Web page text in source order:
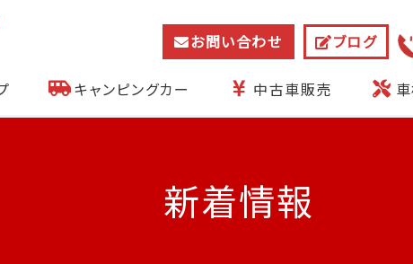
お問い合わせ ブログ
キャンピングカー 中古車販売
新着情報